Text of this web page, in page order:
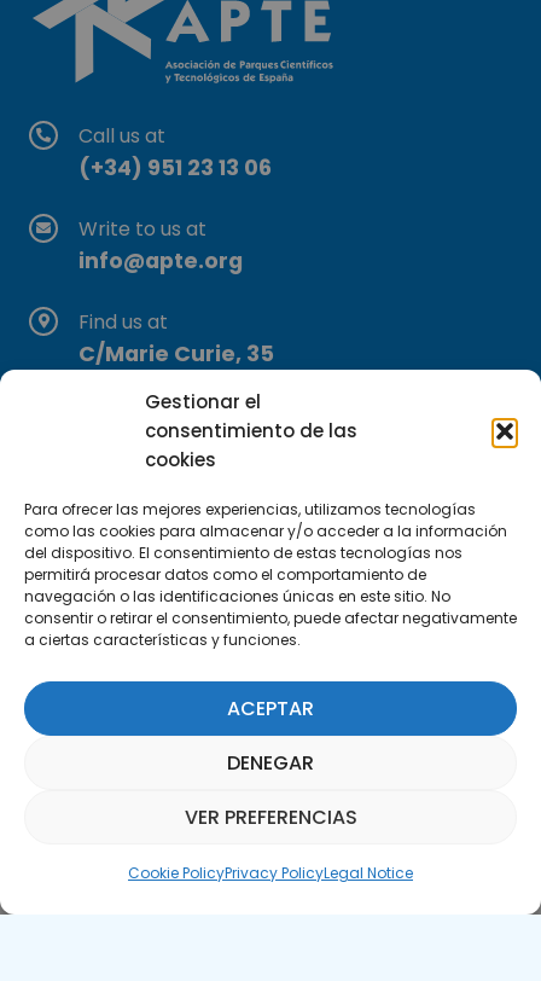
Gestionar el
consentimiento de las
cookies
Para ofrecer las mejores experiencias, utilizamos tecnologías
como las cookies para almacenar y/o acceder a la información
del dispositivo. El consentimiento de estas tecnologías nos
permitirá procesar datos como el comportamiento de
navegación o las identificaciones únicas en este sitio. No
consentir o retirar el consentimiento, puede afectar negativamente
a ciertas características y funciones.
ACEPTAR
DENEGAR
VER PREFERENCIAS
Cookie PolicyPrivacy PolicyLegal Notice
Call us at
(+34) 951 23 13 06
Write to us at
info@apte.org
Find us at
C/Marie Curie, 35
29590 Campanillas, Málaga
Subscribe to our Newsletter
SUBSCRIBE HERE